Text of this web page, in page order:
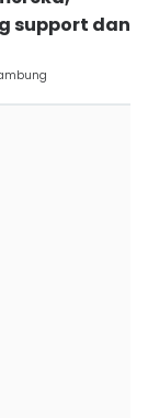
support dan